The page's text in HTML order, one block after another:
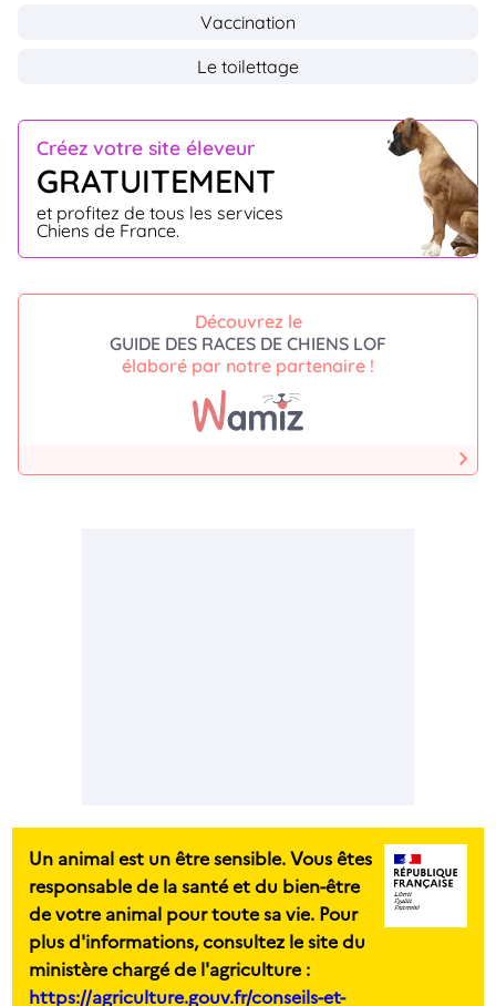
Créez votre site éleveur
GRATUITEMENT
et profitez de tous les services
Chiens de France.
Découvrez le
GUIDE DES RACES DE CHIENS LOF
élaboré par notre partenaire !
Vaccination
Le toilettage
Un animal est un être sensible. Vous êtes
responsable de la santé et du bien-être
de votre animal pour toute sa vie. Pour
plus d'informations, consultez le site du
ministère chargé de l'agriculture :
https://agriculture.gouv.fr/conseils-et-